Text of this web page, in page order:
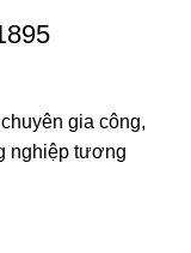
gia công,
nghiệp tương